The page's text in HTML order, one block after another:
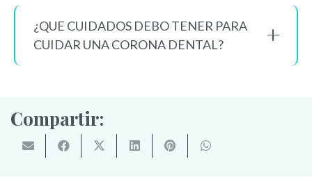
¿QUE CUIDADOS DEBO TENER PARA
CUIDAR UNA CORONA DENTAL?
Compartir: